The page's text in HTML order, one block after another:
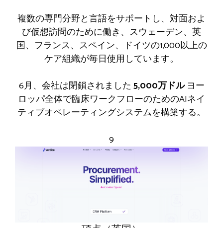
複数の専門分野と言語をサポートし、対面およ
び仮想訪問のために働き、スウェーデン、英
国、フランス、スペイン、ドイツの1,000以上の
ケア組織が毎日使用しています。
6月、会社は閉鎖されました5,000万ドルヨー
ロッパ全体で臨床ワークフローのためのAIネイ
ティブオペレーティングシステムを構築する。
9